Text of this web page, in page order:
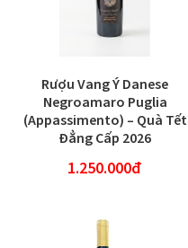
Rượu Vang Ý Danese
Negroamaro Puglia
(Appassimento) – Quà Tết
Đẳng Cấp 2026
1.250.000đ